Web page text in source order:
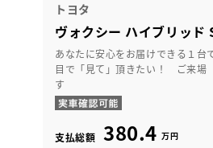
トヨタ
ヴォクシー ハイブリッド
あなたに安心をお届けできる１
目で「見て」頂きたい！ ご来場
す
支払総額 380.4 万円